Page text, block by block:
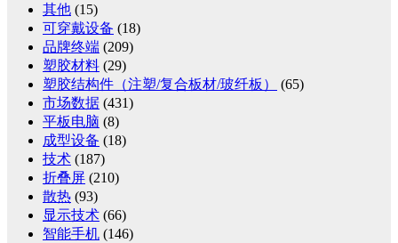
其他 (15)
可穿戴设备 (18)
品牌终端 (209)
塑胶材料 (29)
塑胶结构件（注塑/复合板材/玻纤板）
(65)
市场数据 (431)
平板电脑 (8)
成型设备 (18)
技术 (187)
折叠屏 (210)
散热 (93)
显示技术 (66)
智能手机 (146)